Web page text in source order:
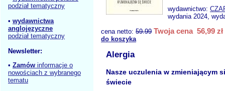
podział tematyczny
• wydawnictwa
anglojęzyczne
podział tematyczny
Newsletter:
• Zamów informacje o
nowościach z wybranego
tematu
wydawnictwo:
wydania 2024,
cena netto: 59.99 Twoja cena 56,99 zł
do koszyka
Alergia
Nasze uczulenia w zmieniającym
świecie